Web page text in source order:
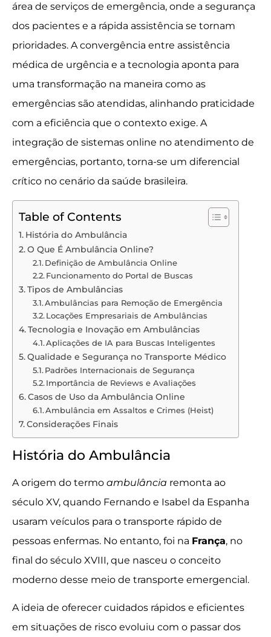
área de serviços de emergência, onde a segurança
dos pacientes e a rápida assistência se tornam
prioridades. A convergência entre assistência
médica de urgência e a tecnologia aponta para
uma transformação na maneira como as
emergências são atendidas, alinhando praticidade
com a eficiência que o contexto exige. A
integração de sistemas online no atendimento de
emergências, portanto, torna-se um diferencial
crítico no cenário da saúde brasileira.
Table of Contents
História do Ambulância
O Que É Ambulância Online?
Definição de Ambulância Online
Funcionamento do Portal de Buscas
Tipos de Ambulâncias
Ambulâncias para Remoção de Emergência
Locações Empresariais de Ambulâncias
Tecnologia e Inovação em Ambulâncias
Aplicações de IA para Buscas Inteligentes
Qualidade e Segurança no Transporte Médico
Padrões Internacionais de Segurança
Importância de Reviews e Avaliações
Casos de Uso da Ambulância Online
Ambulância em Assaltos e Crimes (Heist)
Considerações Finais
História do Ambulância
A origem do termo ambulância remonta ao
século XV, quando Fernando e Isabel da Espanha
usaram veículos para o transporte rápido de
pessoas enfermas. No entanto, foi na França, no
final do século XVIII, que nasceu o conceito
moderno desse meio de transporte emergencial.
A ideia de oferecer cuidados rápidos e eficientes
em situações de risco evoluiu com o passar dos